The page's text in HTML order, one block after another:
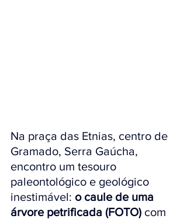
Na praça das Etnias, centro de
Gramado, Serra Gaúcha,
encontro um tesouro
paleontológico e geológico
inestimável: o caule de uma
árvore petrificada (FOTO) com